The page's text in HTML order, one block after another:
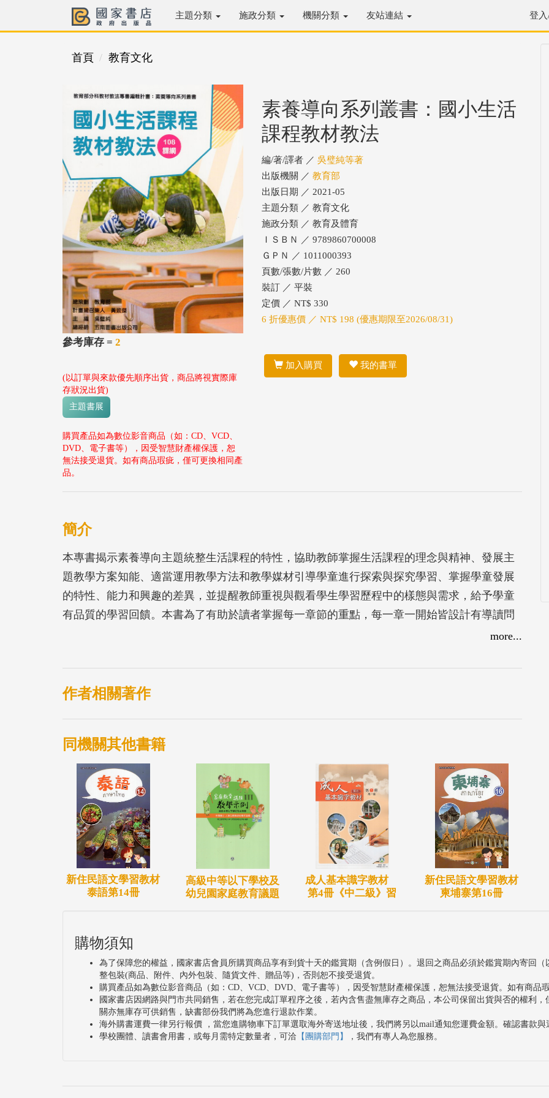
主題分類 施政分類 機關分類 友站連結 登
首頁 教育文化
參考庫存 = 2
(以訂單與來款優先順序出貨，商品將視實際庫
存狀況出貨)
主題書展
購買產品如為數位影音商品（如：CD、VCD、
DVD、電子書等），因受智慧財產權保護，恕
無法接受退貨。如有商品瑕疵，僅可更換相同產
品。
素養導向系列叢書：國小生活
課程教材教法
編/著/譯者 ／ 吳璧純等著
出版機關 ／ 教育部
出版日期 ／ 2021-05
主題分類 ／ 教育文化
施政分類 ／ 教育及體育
ＩＳＢＮ ／ 9789860700008
ＧＰＮ ／ 1011000393
頁數/張數/片數 ／ 260
裝訂 ／ 平裝
定價 ／ NT$ 330
6 折優惠價 ／ NT$ 198 (優惠期限至2026/08/31)
加入購買 我的書單
簡介
本專書揭示素養導向主題統整生活課程的特性，協助教師掌握生活課程的理念與精神、發展主
題教學方案知能、適當運用教學方法和教學媒材引導學童進行探索與探究學習、掌握學童發展
的特性、能力和興趣的差異，並提醒教師重視與觀看學生學習歷程中的樣態與需求，給予學童
有品質的學習回饋。本書為了有助於讀者掌握每一章節的重點，每一章一開始皆設計有導讀問
題，章節內容包括：統整課程的世界趨勢、主題統整課程的教學設計原則、主題統整素養導向
案設計素材來源與方案實例、教師專業增能與省思途徑、教學資源運用，以及教師課程實踐的
挑戰與回應等。
more...
作者相關著作
同機關其他書籍
新住民語文學習教材
泰語第14冊
高級中等以下學校及
幼兒園家庭教育議題
成人基本識字教材
第4冊《中二級》習
新住民語文學習教材
柬埔寨第16冊
購物須知
為了保障您的權益，國家書店會員所購買商品享有到貨十天的鑑賞期（含例假日）。退回之商品必須於鑑賞期內寄回
整包裝(商品、附件、內外包裝、隨貨文件、贈品等)，否則恕不接受退貨。
購買產品如為數位影音商品（如：CD、VCD、DVD、電子書等），因受智慧財產權保護，恕無法接受退貨。如有商品
國家書店因網路與門市共同銷售，若在您完成訂單程序之後，若內含售盡無庫存之商品，本公司保留出貨與否的權利
關亦無庫存可供銷售，缺書部份我們將為您進行退款作業。
海外購書運費一律另行報價 ，當您進購物車下訂單選取海外寄送地址後，我們將另以mail通知您運費金額。確認書款
學校團體、讀書會用書，或每月需特定數量者，可洽 【團購部門】 ，我們有專人為您服務。